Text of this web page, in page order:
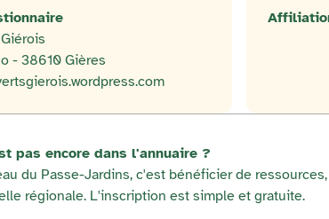
- 38610 Gières
pas encore dans l'annuaire ?
du Passe-Jardins, c'est bénéficier de
régionale. L'inscription est simple et gratuite.